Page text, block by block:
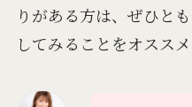
りがある方は、ぜひと
してみることをオススメ